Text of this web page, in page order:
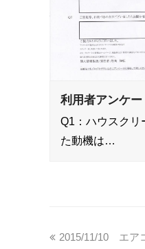
利用者アンケー
Q1：ハウスクリ
た動機は…
2015/11/10 エア